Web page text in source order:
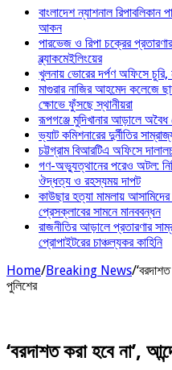
বাংলাদেশ ন্যাশনাল
আকন
পারভেজ ও রিপা চক্রের
ব্ল্যাকমেইলিংয়ের
খুলনায় ভোরের দর্পণ অফিসে
মাগুরার নাজির আহমেদ কলেজে
ক্ষোভে ফুঁসছে স্থানীয়রা
রূপগঞ্জে মুদিখানার আড়ালে অবৈধ
ভ্যাট কমিশনারের দুর্নীতির
চট্টগ্রাম বিআরটিএ অফিসে
গণ-অভ্যুত্থানের পরেও অটল:
ঔদ্ধত্য ও রহস্যময় দাপট
কাউছার হত্যা মামলায়
প্রেসক্লাবের সামনে মানববন্ধন
রাজনীতির আড়ালে প্রতারণার
প্রোপাইটরের চাঞ্চল্যকর কাহিনি
Home/Breaking News/
পুলিশের
‘বরদাশত করা হবে না’,